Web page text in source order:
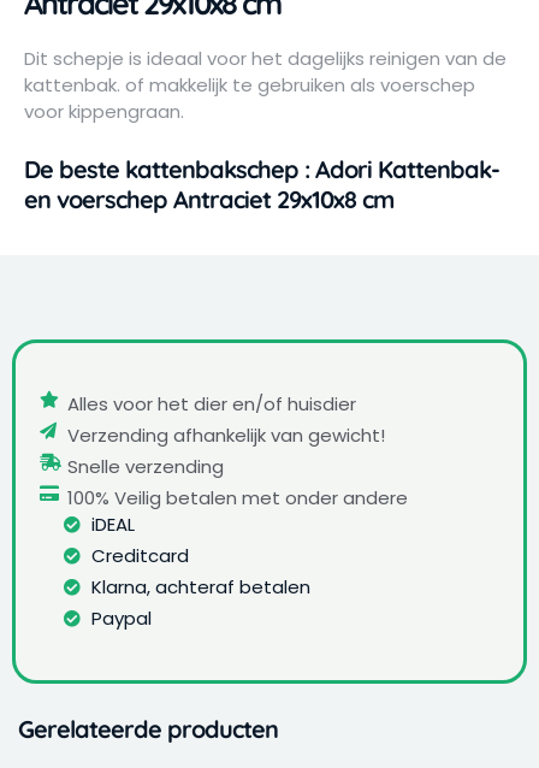
Dit schepje is ideaal voor het dagelijks reinigen van de
kattenbak. of makkelijk te gebruiken als voerschep
voor kippengraan.
De beste kattenbakschep : Adori Kattenbak-
en voerschep Antraciet 29x10x8 cm
Alles voor het dier en/of huisdier
Verzending afhankelijk van gewicht!
Snelle verzending
100% Veilig betalen met onder andere
iDEAL
Creditcard
Klarna, achteraf betalen
Paypal
Gerelateerde producten